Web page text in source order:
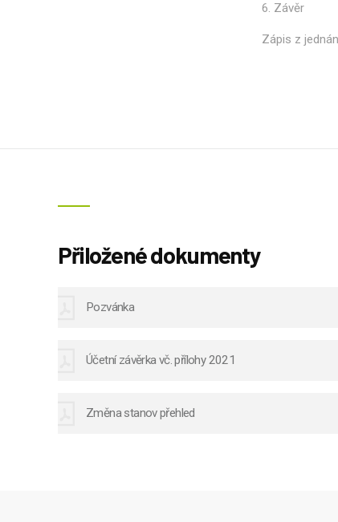
6. Závěr
Zápis z
Přiložené dokumenty
Pozvánka
Účetní závěrka vč. přílohy 2021
Změna stanov přehled